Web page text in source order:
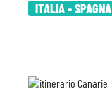
ITALIA - SPAGNA